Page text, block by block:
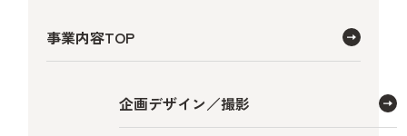
事業内容TOP
企画デザイン／撮影